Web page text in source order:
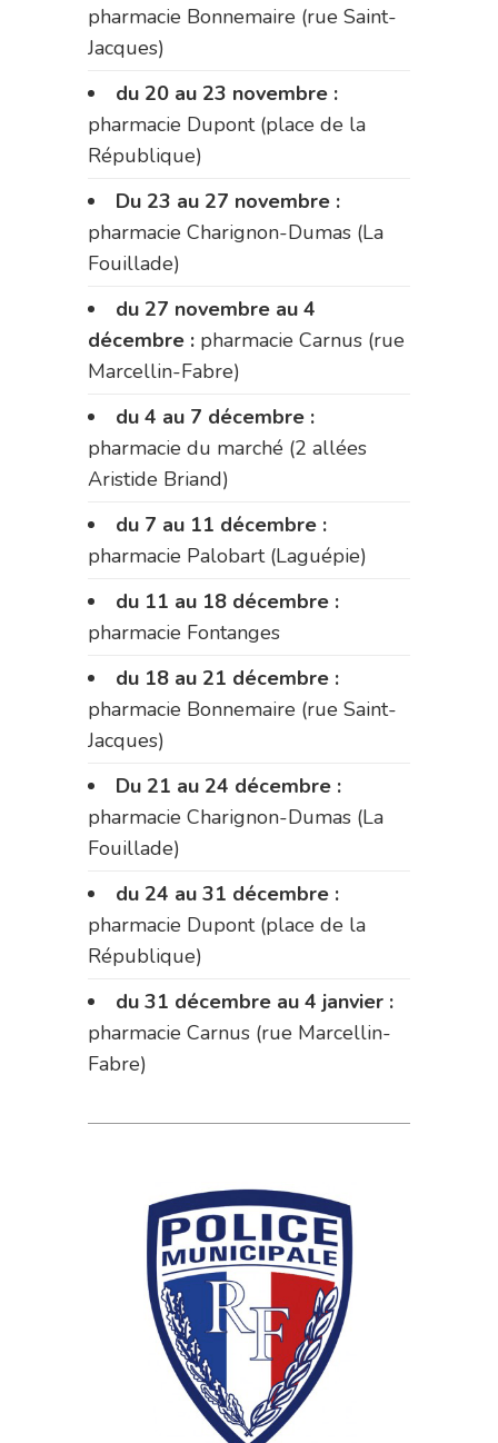
pharmacie Bonnemaire (rue Saint-
Jacques)
du 20 au 23 novembre :
pharmacie Dupont (place de la
République)
Du 23 au 27 novembre :
pharmacie Charignon-Dumas (La
Fouillade)
du 27 novembre au 4
décembre : pharmacie Carnus (rue
Marcellin-Fabre)
du 4 au 7 décembre :
pharmacie du marché (2 allées
Aristide Briand)
du 7 au 11 décembre :
pharmacie Palobart (Laguépie)
du 11 au 18 décembre :
pharmacie Fontanges
du 18 au 21 décembre :
pharmacie Bonnemaire (rue Saint-
Jacques)
Du 21 au 24 décembre :
pharmacie Charignon-Dumas (La
Fouillade)
du 24 au 31 décembre :
pharmacie Dupont (place de la
République)
du 31 décembre au 4 janvier :
pharmacie Carnus (rue Marcellin-
Fabre)